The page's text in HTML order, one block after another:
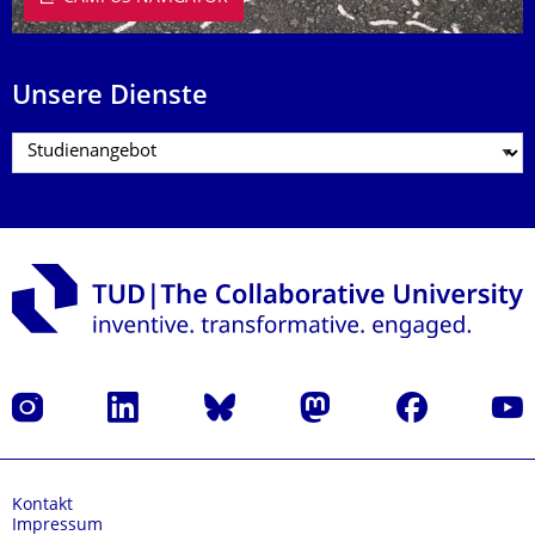
Unsere Dienste
Instagram LinkedIn Bluesky Mastodon Facebook
Kontakt
Impressum